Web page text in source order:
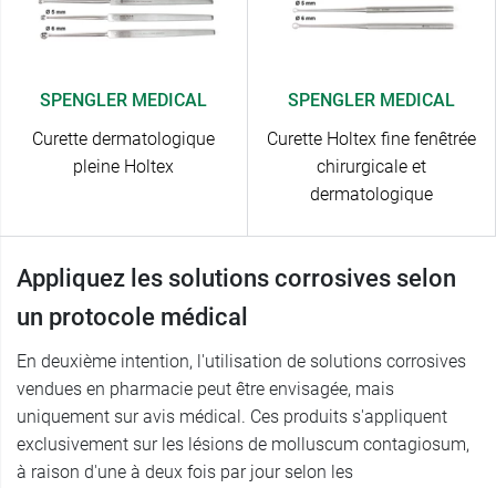
SPENGLER MEDICAL
Curette dermatologique
pleine Holtex
SPENGLER MEDICAL
Curette Holtex fine fenêtrée
chirurgicale et
dermatologique
Appliquez les solutions corrosives selon
un protocole médical
En deuxième intention, l'utilisation de solutions corrosives
vendues en pharmacie peut être envisagée, mais
uniquement sur avis médical. Ces produits s'appliquent
exclusivement sur les lésions de molluscum contagiosum,
à raison d'une à deux fois par jour selon les